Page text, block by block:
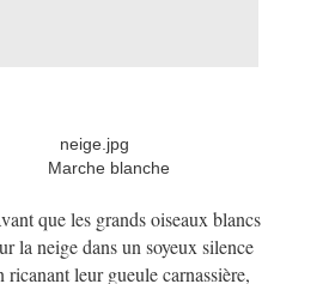
Marche blanche
que les grands oiseaux blancs
la neige dans un soyeux silence
ricanant leur gueule carnassière,